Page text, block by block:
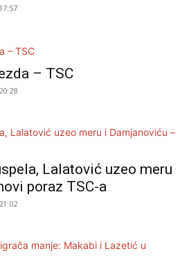
– TSC
Lalatović uzeo meru
poraz TSC-a